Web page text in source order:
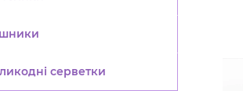
серветки